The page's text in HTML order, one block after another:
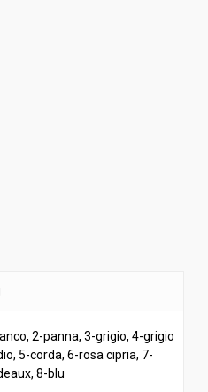
2-panna, 3-grigio, 4-grigio
5-corda, 6-rosa cipria, 7-
8-blu